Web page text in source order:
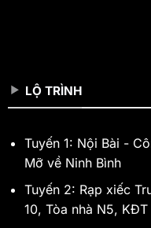
LỘ TRÌNH
Tuyến 1: Nội Bài -
Mỡ về Ninh Bình
Tuyến 2: Rạp xiếc
10, Tòa nhà N5,